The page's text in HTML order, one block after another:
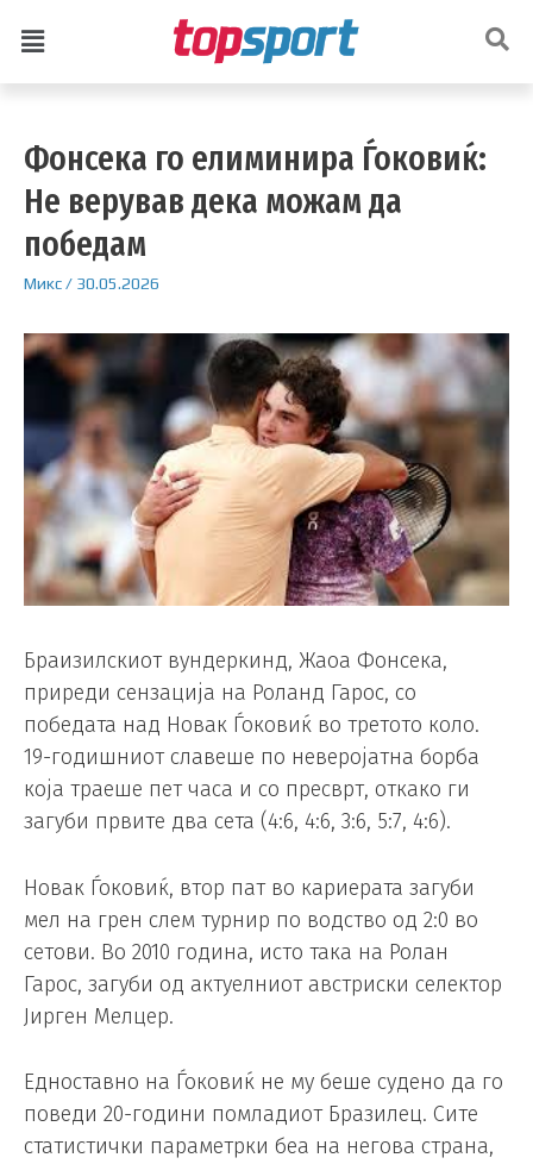
Фонсека го елиминира Ѓоковиќ:
Не верував дека можам да
победам
Микс/ 30.05.2026
Браизилскиот вундеркинд, Жаоа Фонсека,
приреди сензација на Роланд Гарос, со
победата над Новак Ѓоковиќ во третото коло.
19-годишниот славеше по неверојатна борба
која траеше пет часа и со пресврт, откако ги
загуби првите два сета (4:6, 4:6, 3:6, 5:7, 4:6).
Новак Ѓоковиќ, втор пат во кариерата загуби
мел на грен слем турнир по водство од 2:0 во
сетови. Во 2010 година, исто така на Ролан
Гарос, загуби од актуелниот австриски селектор
Јирген Мелцер.
Едноставно на Ѓоковиќ не му беше судено да го
поведи 20-години помладиот Бразилец. Сите
статистички параметрки беа на негова страна,